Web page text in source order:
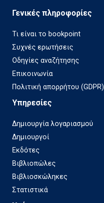
Γενικές πληροφορίες
Τι είναι το bookpoint
Συχνές ερωτήσεις
Οδηγίες αναζήτησης
Επικοινωνία
Πολιτική απορρήτου (GDPR)
Υπηρεσίες
Δημιουργία λογαριασμού
Δημιουργοί
Εκδότες
Βιβλιοπώλες
Βιβλιοσκώληκες
Στατιστικά